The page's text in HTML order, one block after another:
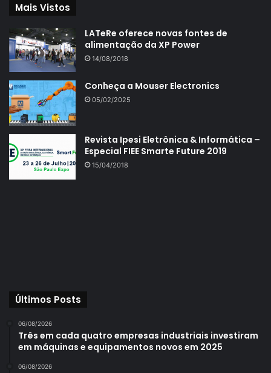
Mais Vistos
LATeRe oferece novas fontes de
alimentação da XP Power
14/08/2018
Conheça a Mouser Electronics
05/02/2025
Revista Ipesi Eletrônica & Informática –
Especial FIEE Smarte Future 2019
15/04/2018
Últimos Posts
06/08/2026
Três em cada quatro empresas industriais investiram
em máquinas e equipamentos novos em 2025
06/08/2026